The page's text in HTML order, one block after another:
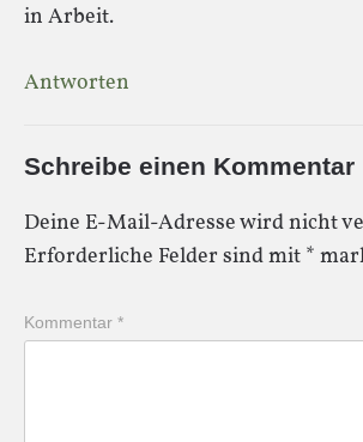
in Arbeit.
Antworten
Schreibe einen Kommentar
Deine E-Mail-Adresse wird nicht
Erforderliche Felder sind mit *
Kommentar *